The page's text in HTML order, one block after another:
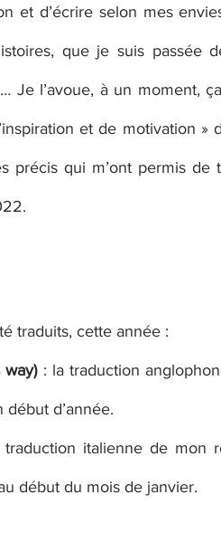
et d’écrire selon mes
que je suis passée
Je l’avoue, à un moment,
et de motivation »
précis qui m’ont permis de
traduits, cette année :
: la traduction
d’année.
italienne de mon
début du mois de janvier.